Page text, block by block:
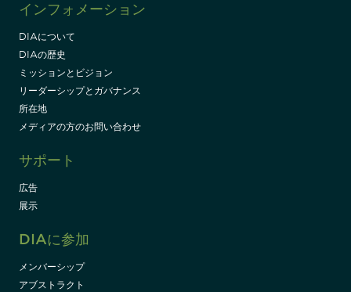
インフォメーション
DIAについて
DIAの歴史
ミッションとビジョン
リーダーシップとガバナンス
所在地
メディアの方のお問い合わせ
サポート
広告
展示
DIAに参加
メンバーシップ
アブストラクト